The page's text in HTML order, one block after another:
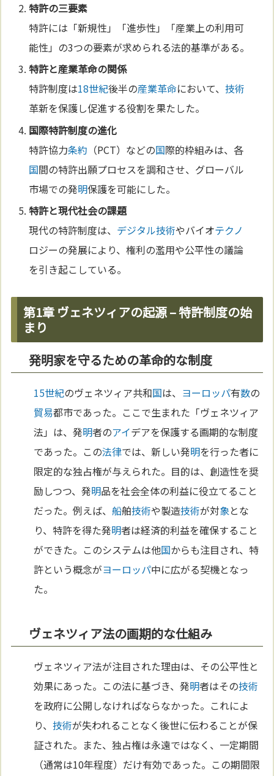
特許の三要素
特許には「新規性」「進歩性」「産業上の利用可
能性」の3つの要素が求められる法的基準がある。
特許と産業革命の関係
特許制度は18世紀後半の産業革命において、技術
革新を保護し促進する役割を果たした。
国際特許制度の進化
特許協力条約 （PCT）などの国際的枠組みは、各
国間の特許出願プロセスを調和させ、グローバル
市場での発明保護を可能にした。
特許と現代社会の課題
現代の特許制度は、 デジタル技術やバイオテクノ
ロジーの発展により、権利の濫用や公平性の議論
を引き起こしている。
第1章 ヴェネツィアの起源 – 特許制度の始
まり
発明家を守るための革命的な制度
15世紀のヴェネツィア共和国は、 ヨーロッパ有数の
貿易都市であった。ここで生まれた「ヴェネツィア
法」は、発明者のアイデアを保護する画期的な制度
であった。この法律では、新しい発明を行った者に
限定的な独占権が与えられた。目的は、創造性を奨
励しつつ、発明品を社会全体の利益に役立てること
だった。例えば、船舶技術や製造技術が対象とな
り、特許を得た発明者は経済的利益を確保すること
ができた。このシステムは他国からも注目され、特
許という概念がヨーロッパ中に広がる契機となっ
た。
ヴェネツィア法の画期的な仕組み
ヴェネツィア法が注目された理由は、その公平性と
効果にあった。この法に基づき、発明者はその技術
を政府に公開しなければならなかった。これによ
り、技術が失われることなく後世に伝わることが保
証された。また、独占権は永遠ではなく、一定期間
（通常は10年程度）だけ有効であった。この期間限